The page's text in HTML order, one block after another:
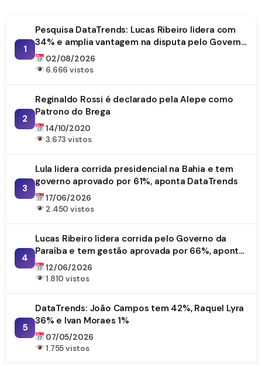
1
Pesquisa DataTrends: Lucas Ribeiro lidera com
34% e amplia vantagem na disputa pelo Governo
da Paraíba
02/08/2026
6.666 vistos
2
Reginaldo Rossi é declarado pela Alepe como
Patrono do Brega
14/10/2020
3.673 vistos
3
Lula lidera corrida presidencial na Bahia e tem
governo aprovado por 61%, aponta DataTrends
17/06/2026
2.450 vistos
4
Lucas Ribeiro lidera corrida pelo Governo da
Paraíba e tem gestão aprovada por 66%, aponta
DataTrends
12/06/2026
1.810 vistos
5
DataTrends: João Campos tem 42%, Raquel Lyra
36% e Ivan Moraes 1%
07/05/2026
1.755 vistos